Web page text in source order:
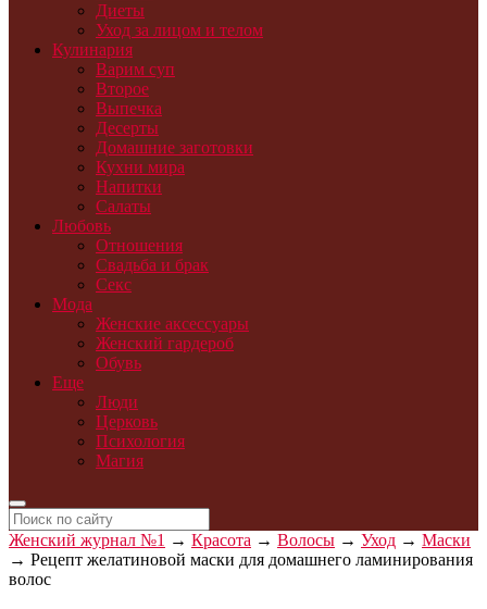
Диеты
Уход за лицом и телом
Кулинария
Варим суп
Второе
Выпечка
Десерты
Домашние заготовки
Кухни мира
Напитки
Салаты
Любовь
Отношения
Свадьба и брак
Секс
Мода
Женские аксессуары
Женский гардероб
Обувь
Еще
Люди
Церковь
Психология
Магия
Женский журнал №1 → Красота → Волосы → Уход → Маски
→ Рецепт желатиновой маски для домашнего ламинирования
волос